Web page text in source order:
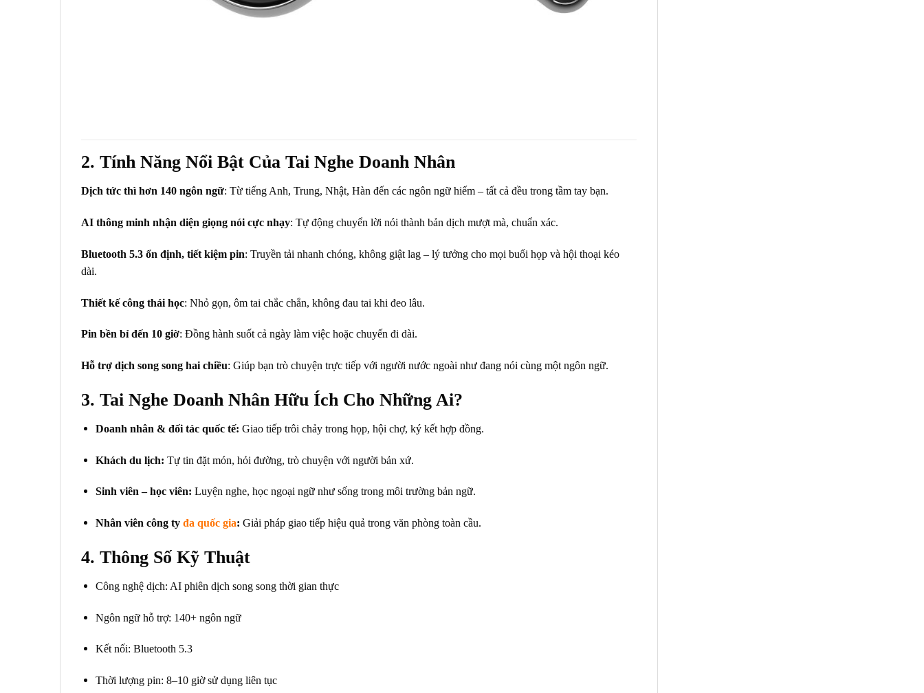
2. Tính Năng Nổi Bật Của Tai Nghe Doanh Nhân
Dịch tức thì hơn 140 ngôn ngữ: Từ tiếng Anh, Trung, Nhật, Hàn đến các ngôn ngữ hiếm – tất cả đều trong tầm tay bạn.
AI thông minh nhận diện giọng nói cực nhạy: Tự động chuyển lời nói thành bản dịch mượt mà, chuẩn xác.
Bluetooth 5.3 ổn định, tiết kiệm pin: Truyền tải nhanh chóng, không giật lag – lý tưởng cho mọi buổi họp và hội thoại kéo
dài.
Thiết kế công thái học: Nhỏ gọn, ôm tai chắc chắn, không đau tai khi đeo lâu.
Pin bền bỉ đến 10 giờ: Đồng hành suốt cả ngày làm việc hoặc chuyến đi dài.
Hỗ trợ dịch song song hai chiều: Giúp bạn trò chuyện trực tiếp với người nước ngoài như đang nói cùng một ngôn ngữ.
3. Tai Nghe Doanh Nhân Hữu Ích Cho Những Ai?
Doanh nhân & đối tác quốc tế: Giao tiếp trôi chảy trong họp, hội chợ, ký kết hợp đồng.
Khách du lịch: Tự tin đặt món, hỏi đường, trò chuyện với người bản xứ.
Sinh viên – học viên: Luyện nghe, học ngoại ngữ như sống trong môi trường bản ngữ.
Nhân viên công ty đa quốc gia: Giải pháp giao tiếp hiệu quả trong văn phòng toàn cầu.
4. Thông Số Kỹ Thuật
Công nghệ dịch: AI phiên dịch song song thời gian thực
Ngôn ngữ hỗ trợ: 140+ ngôn ngữ
Kết nối: Bluetooth 5.3
Thời lượng pin: 8–10 giờ sử dụng liên tục